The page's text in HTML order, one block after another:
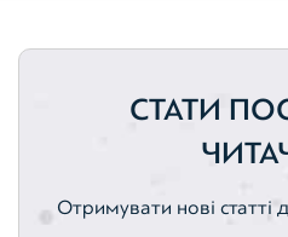
Оцінка активів
Земельні ділянки
СТАТИ
Отримувати нові статті